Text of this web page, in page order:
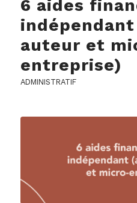
6 aides
auteur et
entreprise)
ADMINISTRATIF